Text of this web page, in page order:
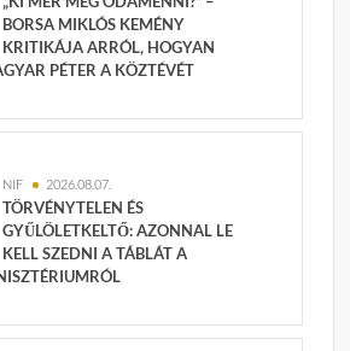
BORSA MIKLÓS KEMÉNY
KRITIKÁJA ARRÓL, HOGYAN
PÉTER A KÖZTÉVÉT
NIF 2026.08.07.
TÖRVÉNYTELEN ÉS
GYŰLÖLETKELTŐ: AZONNAL LE
KELL SZEDNI A TÁBLÁT A